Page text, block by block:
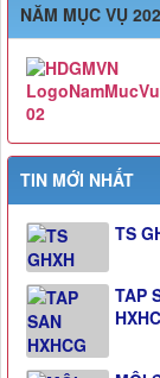
NĂM MỤC VỤ
TIN MỚI NHẤT
TS
TAP